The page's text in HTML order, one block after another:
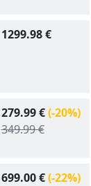
1299.98 €
279.99 €(-20%)
349.99 €
699.00 €(-22%)